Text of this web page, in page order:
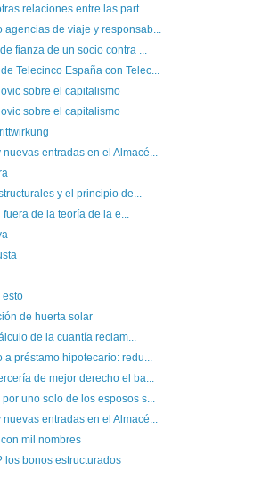
relaciones entre las part...
agencias de viaje y responsab...
fianza de un socio contra ...
Telecinco España con Telec...
sobre el capitalismo
sobre el capitalismo
entradas en el Almacé...
y el principio de...
de la teoría de la e...
esto
de huerta solar
de la cuantía reclam...
a préstamo hipotecario: redu...
de mejor derecho el ba...
uno solo de los esposos s...
entradas en el Almacé...
mil nombres
los bonos estructurados